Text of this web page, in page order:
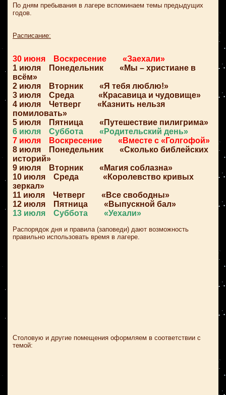
По дням пребывания в лагере вспоминаем темы предыдущих
годов.
Расписание:
30 июня Воскресение «Заехали»
1 июля Понедельник «Мы – христиане в
всём»
2 июля Вторник «Я тебя люблю!»
3 июля Среда «Красавица и чудовище»
4 июля Четверг «Казнить нельзя
помиловать»
5 июля Пятница «Путешествие пилигрима»
6 июля Суббота «Родительский день»
7 июля Воскресение «Вместе с «Голгофой»
8 июля Понедельник «Сколько библейских
историй»
9 июля Вторник «Магия соблазна»
10 июля Среда «Королевство кривых
зеркал»
11 июля Четверг «Все свободны»
12 июля Пятница «Выпускной бал»
13 июля Суббота «Уехали»
Распорядок дня и правила (заповеди) дают возможность
правильно использовать время в лагере.
Столовую и другие помещения оформляем в соответствии с
темой: